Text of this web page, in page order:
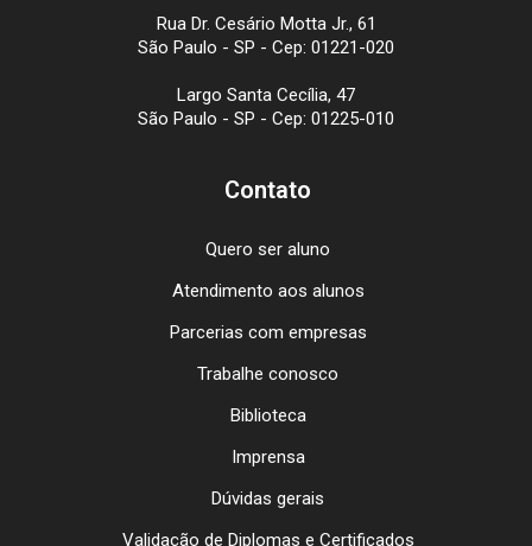
Rua Dr. Cesário Motta Jr., 61
São Paulo - SP - Cep: 01221-020
Largo Santa Cecília, 47
São Paulo - SP - Cep: 01225-010
Contato
Quero ser aluno
Atendimento aos alunos
Parcerias com empresas
Trabalhe conosco
Biblioteca
Imprensa
Dúvidas gerais
Validação de Diplomas e Certificados